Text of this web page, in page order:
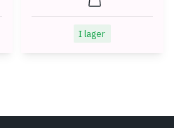
I lager